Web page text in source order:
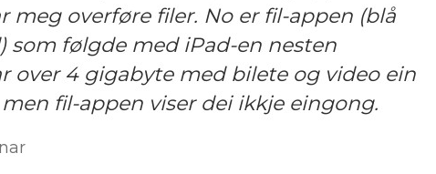
meg overføre filer. No er fil-appen (blå
som følgde med iPad-en nesten
over 4 gigabyte med bilete og video ein
fil-appen viser dei ikkje eingong.